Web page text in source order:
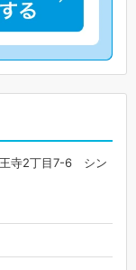
王寺2丁目7-6 シン